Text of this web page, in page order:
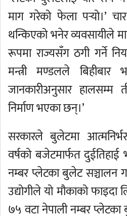
माग गरेको फेला पर्‍यो।’
थन्किएको भनेर व्यवसायीले
रूपमा राज्यसँग ठगी गर्ने
मन्त्री मण्डलले
जानकारीअनुसार हालसम्म
निर्माण भएका छन्।’
सरकारले बुलेटमा
वर्षको बजेटमार्फत
नम्बर प्लेटका बुलेट सञ्चालन
उद्योगीले यो मौकाको
७५ वटा नेपाली नम्बर